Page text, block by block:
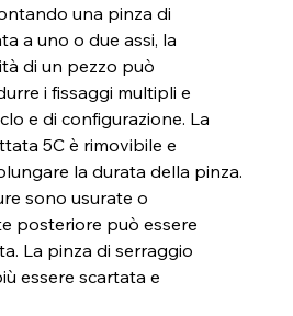
una pinza di
a uno o due assi, la
di un pezzo può
i fissaggi multipli e
e di configurazione. La
5C è rimovibile e
la durata della pinza.
sono usurate o
posteriore può essere
La pinza di serraggio
essere scartata e